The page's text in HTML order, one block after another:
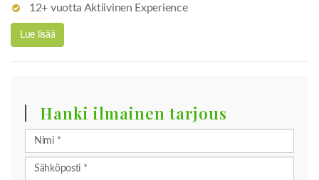
12+ vuotta Aktiivinen Experience
Lue lisää
Hanki ilmainen tarjous